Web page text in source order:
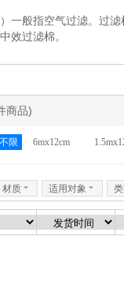
一般指空气过滤。过
效过滤棉。
商品)
不限 6mx12cm
材质 6 适用对象 6